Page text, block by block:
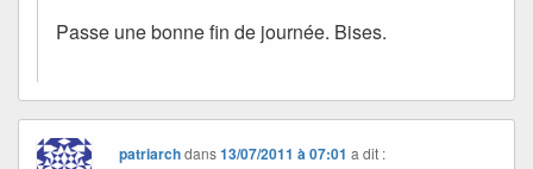
Passe une bonne fin de journée. Bises.
patriarchdans13/07/2011 à 07:01 a dit :